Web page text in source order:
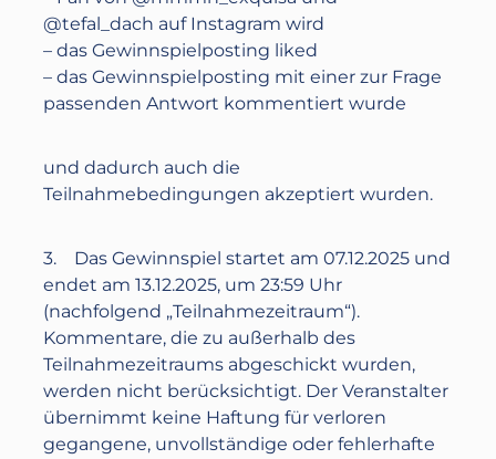
@‌tefal_dach auf Instagram wird
– das Gewinnspielposting liked
– das Gewinnspielposting mit einer zur Frage
passenden Antwort kommentiert wurde
und dadurch auch die
Teilnahmebedingungen akzeptiert wurden.
3. Das Gewinnspiel startet am07.12.2025 und
endet am13.12.2025, ‪um23:59 Uhr
(nachfolgend „Teilnahmezeitraum“).
Kommentare, die zu außerhalb des
Teilnahmezeitraums abgeschickt wurden,
werden nicht berücksichtigt. Der Veranstalter
übernimmt keine Haftung für verloren
gegangene, unvollständige oder fehlerhafte